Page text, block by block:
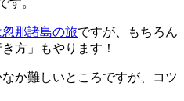
那諸島の旅ですが、もちろん
方」もやります！
か難しいところですが、コツ